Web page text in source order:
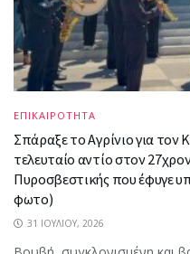
ΕΠΙΚΑΙΡΟΤΗΤΑ
Σπάραξε το Αγρίνιο για τον
τελευταίο αντίο στον
Πυροσβεστικής που έφυγε
φωτο)
31 ΙΟΥΛΊΟΥ, 2026